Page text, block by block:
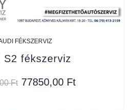
FÉKSZERVIZ
S2 fékszerviz
Ft 77850,00 Ft